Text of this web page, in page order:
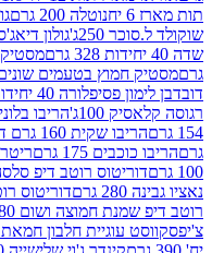
נוטלה 200 גרם
גולון טווינס
250ג'
גולון דיאג'סטיב מוזלי 365ג'
בטעמים שונים 40 יחידות 328 גרם
40 יחידות 328 גרם
הריבו בלוני לבבות 140 גרם
160 גרם דובי צבעוני
175 גרם
ריטר לבן סמרטיס 100
רוטב דיפ סלסה חריף עדין 300 גרם
דוריטוס רוטב דיפ סלסה
חמוצה ושום 280 גרם
עוגיית חלבון חמאת בוטנים